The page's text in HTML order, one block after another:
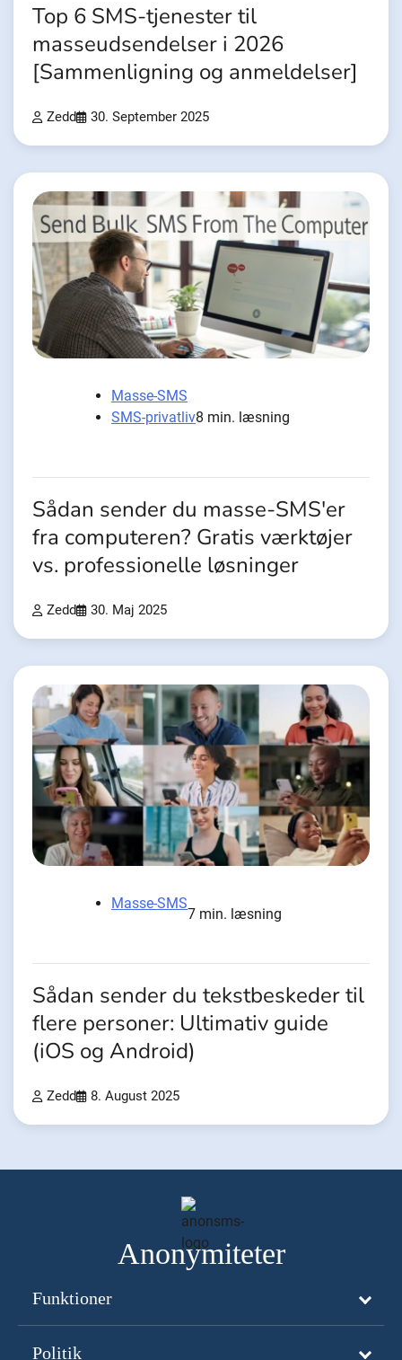
Top 6 SMS-tjenester til
masseudsendelser i 2026
[Sammenligning og anmeldelser]
Zedd 30. September 2025
Masse-SMS
SMS-privatliv8 min. læsning
Sådan sender du masse-SMS'er
fra computeren? Gratis værktøjer
vs. professionelle løsninger
Zedd 30. Maj 2025
Masse-SMS
7 min. læsning
Sådan sender du tekstbeskeder til
flere personer: Ultimativ guide
(iOS og Android)
Zedd 8. August 2025
Anonymiteter
Funktioner
Politik